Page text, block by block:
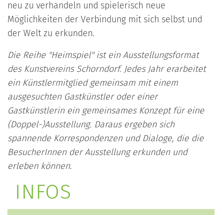
neu zu verhandeln und spielerisch neue
Möglichkeiten der Verbindung mit sich selbst und
der Welt zu erkunden.
Die Reihe "Heimspiel" ist ein Ausstellungsformat
des Kunstvereins Schorndorf. Jedes Jahr erarbeitet
ein Künstlermitglied gemeinsam mit einem
ausgesuchten Gastkünstler oder einer
Gastkünstlerin ein gemeinsames Konzept für eine
(Doppel-)Ausstellung. Daraus ergeben sich
spannende Korrespondenzen und Dialoge, die die
BesucherInnen der Ausstellung erkunden und
erleben können.
INFOS